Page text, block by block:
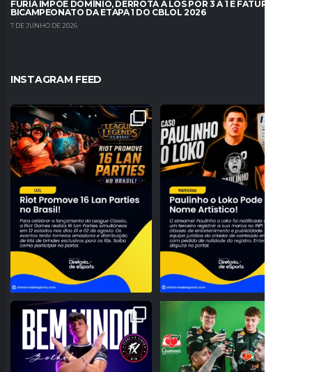
FURIA IMPÕE DOMÍNIO, DERROTA A LOS POR 3 A 1 E FATURA O
BICAMPEONATO DA ETAPA 1 DO CBLOL 2026
7 DE JUNHO DE 2026
INSTAGRAM FEED
A NOSTALGIA VAI DOMINAR O BRASIL!
RIOT ANUNCIA 16...
26 0
PROBLEMAS NO REGISTRO! PAULINHO
O LOKO PODE PERDER
157
NOVO TOPO NO RIFT! FLUXO W7M
ANUNCIA A CHEGADA DE
95 3
O BRASIL DOMINANDO O SERVIDOR!
GUARANÁ ANTARCTICA
42 0